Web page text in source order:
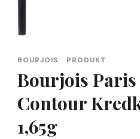
BOURJOIS PRODUKT
Bourjois
Contour
1,65g